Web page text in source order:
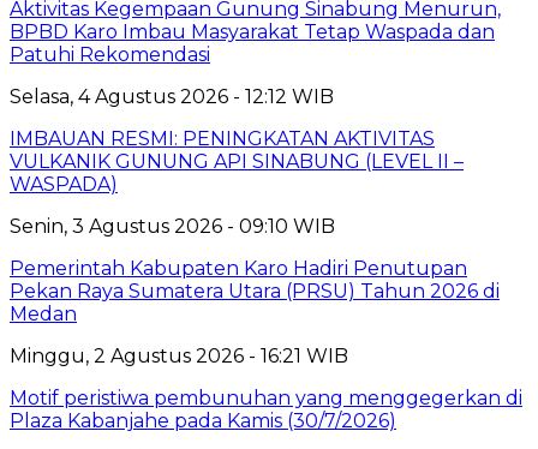
Aktivitas Kegempaan Gunung Sinabung Menurun,
BPBD Karo Imbau Masyarakat Tetap Waspada dan
Patuhi Rekomendasi
Selasa, 4 Agustus 2026 - 12:12 WIB
IMBAUAN RESMI: PENINGKATAN AKTIVITAS
VULKANIK GUNUNG API SINABUNG (LEVEL II –
WASPADA)
Senin, 3 Agustus 2026 - 09:10 WIB
Pemerintah Kabupaten Karo Hadiri Penutupan
Pekan Raya Sumatera Utara (PRSU) Tahun 2026 di
Medan
Minggu, 2 Agustus 2026 - 16:21 WIB
Motif peristiwa pembunuhan yang menggegerkan di
Plaza Kabanjahe pada Kamis (30/7/2026)